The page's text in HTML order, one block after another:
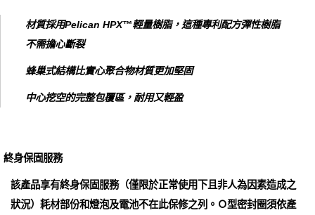
材質採用Pelican HPX™輕量樹脂，這種專利配方彈性樹脂
不需擔心斷裂
蜂巢式結構比實心聚合物材質更加堅固
中心挖空的完整包覆區，耐用又輕盈
終身保固服務
該產品享有終身保固服務（僅限於正常使用下且非人為因素造成之
狀況）耗材部份和燈泡及電池不在此保修之列。Ｏ型密封圈須依產